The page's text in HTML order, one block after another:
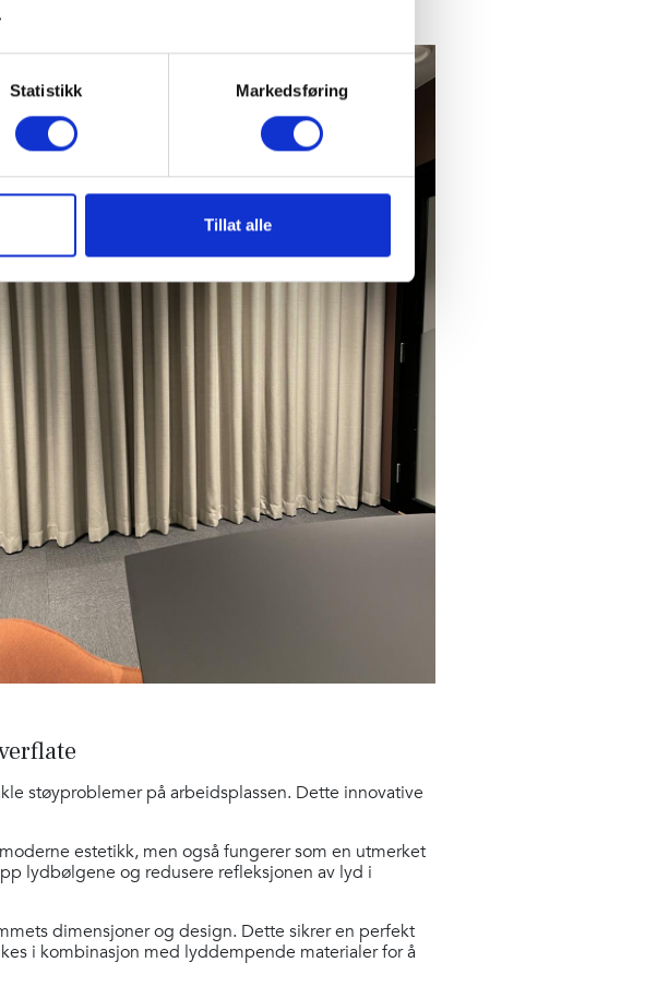
Statistikk Markedsføring
Tillat alle
støyproblemer på arbeidsplassen. Dette innovative
estetikk, men også fungerer som en utmerket
lydbølgene og redusere refleksjonen av lyd i
dimensjoner og design. Dette sikrer en perfekt
i kombinasjon med lyddempende materialer for å